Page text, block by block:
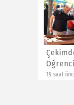
19 saat